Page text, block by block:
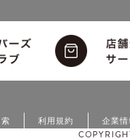
利用規約 企業情